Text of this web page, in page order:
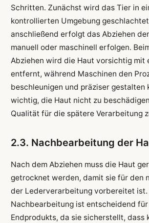
Schritten. Zunächst wird das Tier in
kontrollierten Umgebung
anschließend erfolgt das Abziehen
manuell oder maschinell erfolgen.
Abziehen wird die Haut vorsichtig mit
entfernt, während Maschinen den
beschleunigen und präziser gestalten
wichtig, die Haut nicht zu
Qualität für die spätere Verarbeitung
2.3. Nachbearbeitung der
Nach dem Abziehen muss die Haut
getrocknet werden, damit sie für den
der Lederverarbeitung vorbereitet ist.
Nachbearbeitung ist entscheidend
Endprodukts, da sie sicherstellt, dass